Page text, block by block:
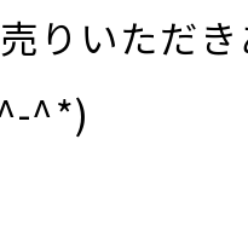
りいただ
^*)